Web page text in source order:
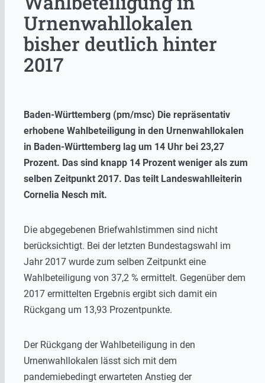
Urnenwahllokalen
bisher deutlich hinter
2017
Baden-Württemberg (pm/msc) Die repräsentativ
erhobene Wahlbeteiligung in den Urnenwahllokalen
in Baden-Württemberg lag um 14 Uhr bei 23,27
Prozent. Das sind knapp 14 Prozent weniger als zum
selben Zeitpunkt 2017. Das teilt Landeswahlleiterin
Cornelia Nesch mit.
Die abgegebenen Briefwahlstimmen sind nicht
berücksichtigt. Bei der letzten Bundestagswahl im
Jahr 2017 wurde zum selben Zeitpunkt eine
Wahlbeteiligung von 37,2 % ermittelt. Gegenüber dem
2017 ermittelten Ergebnis ergibt sich damit ein
Rückgang um 13,93 Prozentpunkte.
Der Rückgang der Wahlbeteiligung in den
Urnenwahllokalen lässt sich mit dem
pandemiebedingt erwarteten Anstieg der